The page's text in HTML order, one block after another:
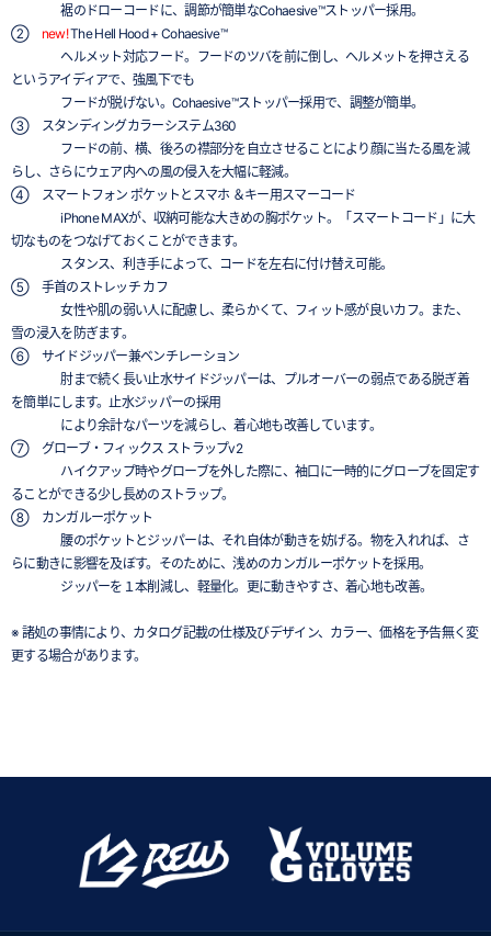
裾のドローコードに、調節が簡単なCohaesive™ストッパー採用。
② new!The Hell Hood + Cohaesive™
ヘルメット対応フード。フードのツバを前に倒し、ヘルメットを押さえる
というアイディアで、強風下でも
フードが脱げない。Cohaesive™ストッパー採用で、調整が簡単。
③ スタンディングカラーシステム360
フードの前、横、後ろの襟部分を自立させることにより顔に当たる風を減
らし、さらにウェア内への風の侵入を大幅に軽減。
④ スマートフォン ポケットとスマホ ＆キー用スマーコード
iPhone MAXが、収納可能な大きめの胸ポケット。「スマートコード」に大
切なものをつなげておくことができます。
スタンス、利き手によって、コードを左右に付け替え可能。
⑤ 手首のストレッチ カフ
女性や肌の弱い人に配慮し、柔らかくて、フィット感が良いカフ。また、
雪の浸入を防ぎます。
⑥ サイドジッパー兼ベンチレーション
肘まで続く長い止水サイドジッパーは、プルオーバーの弱点である脱ぎ着
を簡単にします。止水ジッパーの採用
により余計なパーツを減らし、着心地も改善しています。
⑦ グローブ・フィックス ストラップv2
ハイクアップ時やグローブを外した際に、袖口に一時的にグローブを固定す
ることができる少し長めのストラップ。
⑧ カンガルーポケット
腰のポケットとジッパーは、それ自体が動きを妨げる。物を入れれば、さ
らに動きに影響を及ぼす。そのために、浅めのカンガルーポケットを採用。
ジッパーを１本削減し、軽量化。更に動きやすさ、着心地も改善。
※ 諸処の事情により、カタログ記載の仕様及びデザイン、カラー、価格を予告無く変
更する場合があります。